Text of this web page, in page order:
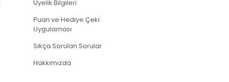
Üyelik Bilgileri
Puan ve Hediye Çeki
Uygulaması
Sıkça Sorulan Sorular
Hakkımızda